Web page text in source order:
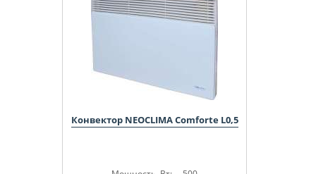
Конвектор NEOCLIMA Comforte L0,5